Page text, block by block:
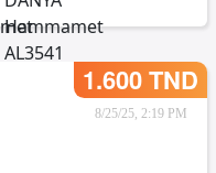
1.600 TND
8/25/25, 2:19 PM